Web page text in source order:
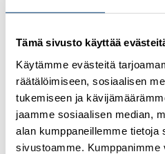
Tämä sivusto käyttää
Käytämme evästeitä
räätälöimiseen, sosiaalisen
tukemiseen ja
jaamme sosiaalisen median,
alan kumppaneillemme tietoja
sivustoamme. Kumppanimme
IEC 60364-5-53
IEC 60947-5-5
GB 14048.5
JIS C8201-5-1
IEC 60947-5-4